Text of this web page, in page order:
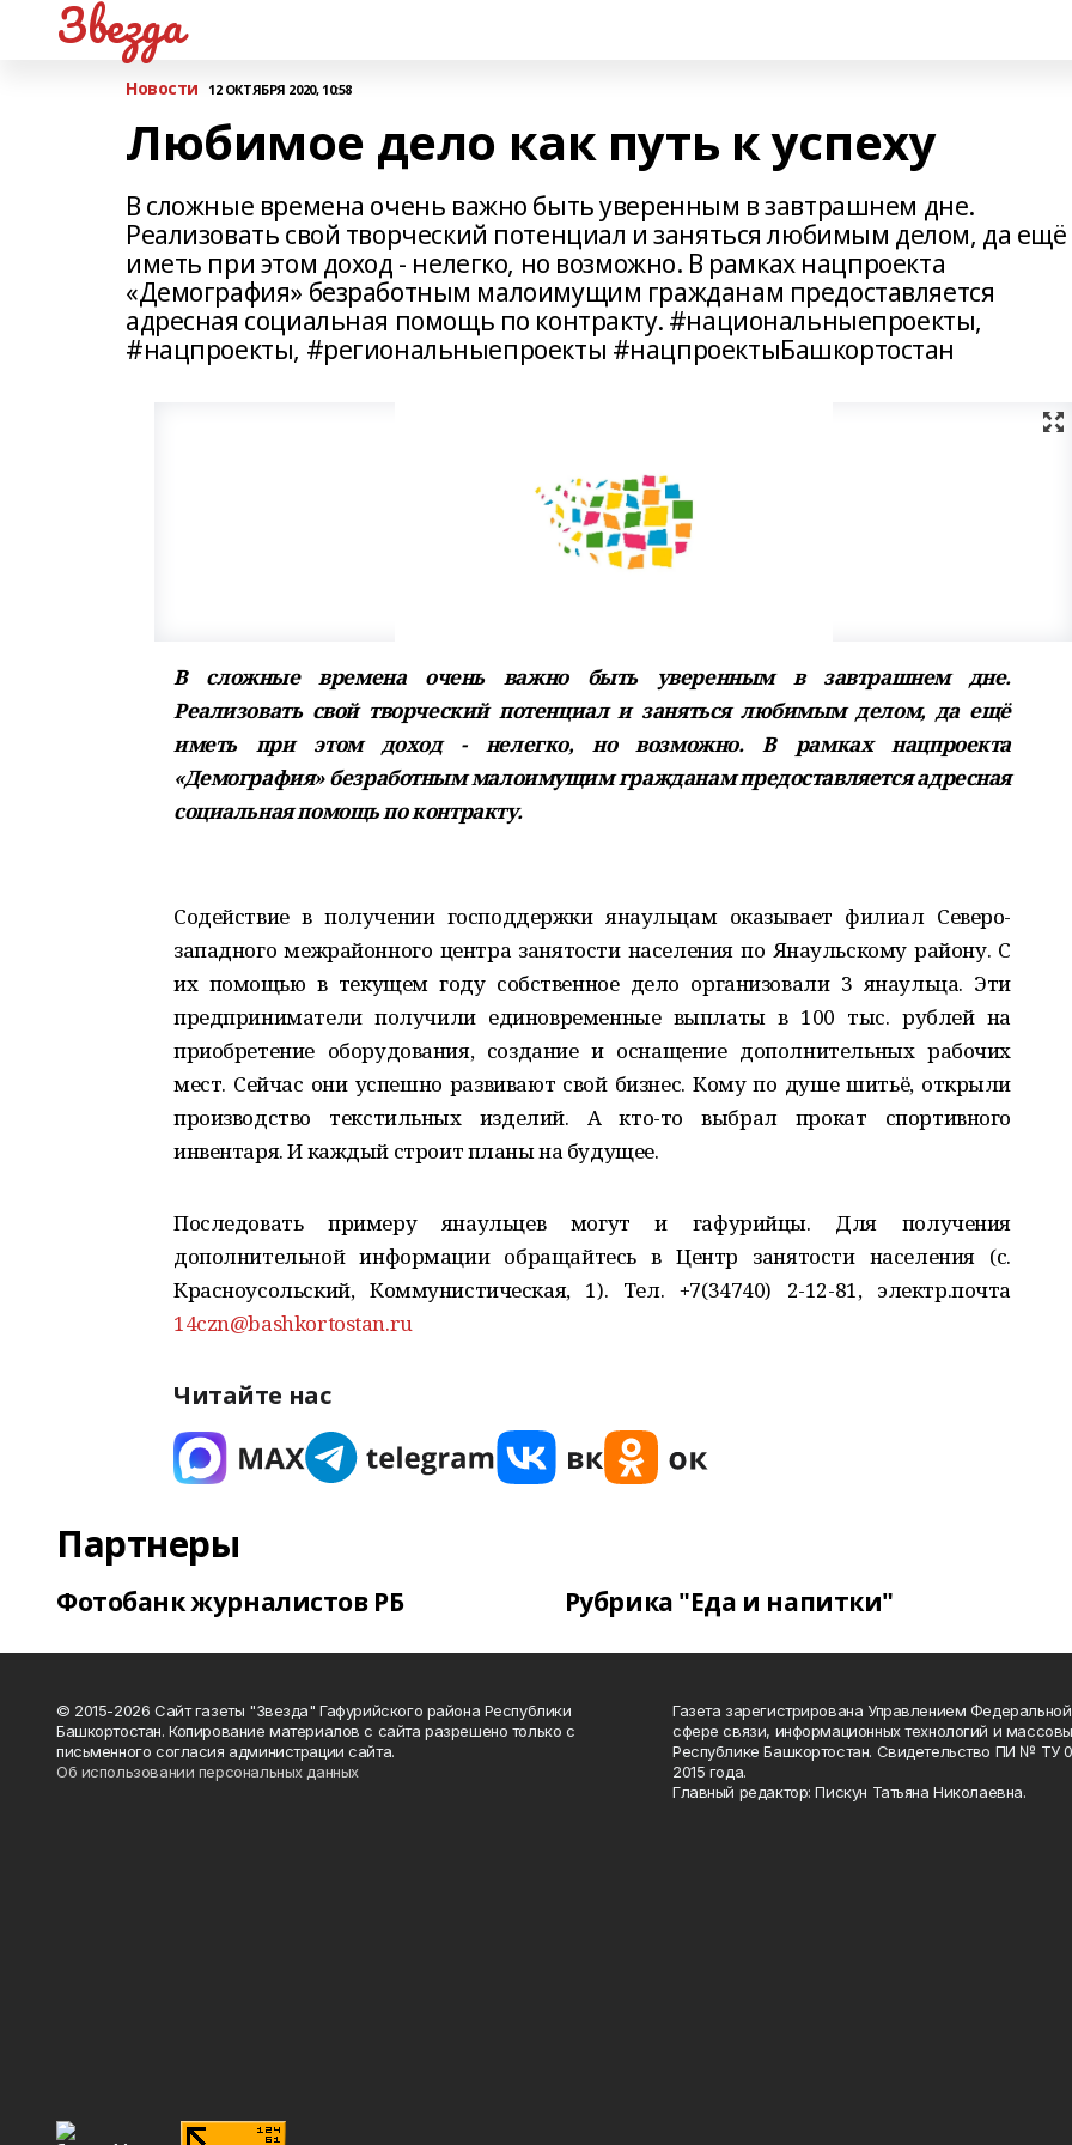
Звезда
Новости 12 ОКТЯБРЯ 2020, 10:58
Любимое дело как путь к успеху
В сложные времена очень важно быть уверенным в завтрашнем дне.
Реализовать свой творческий потенциал и заняться любимым делом, да ещё
иметь при этом доход - нелегко, но возможно. В рамках нацпроекта
«Демография» безработным малоимущим гражданам предоставляется
адресная социальная помощь по контракту. #национальныепроекты,
#нацпроекты, #региональныепроекты #нацпроектыБашкортостан
В сложные времена очень важно быть уверенным в завтрашнем дне.
Реализовать свой творческий потенциал и заняться любимым делом, да ещё
иметь при этом доход - нелегко, но возможно. В рамках нацпроекта
«Демография» безработным малоимущим гражданам предоставляется адресная
социальная помощь по контракту.
Содействие в получении господдержки янаульцам оказывает филиал Северо-
западного межрайонного центра занятости населения по Янаульскому району. С
их помощью в текущем году собственное дело организовали 3 янаульца. Эти
предприниматели получили единовременные выплаты в 100 тыс. рублей на
приобретение оборудования, создание и оснащение дополнительных рабочих
мест. Сейчас они успешно развивают свой бизнес. Кому по душе шитьё, открыли
производство текстильных изделий. А кто-то выбрал прокат спортивного
инвентаря. И каждый строит планы на будущее.
Последовать примеру янаульцев могут и гафурийцы. Для получения
дополнительной информации обращайтесь в Центр занятости населения (с.
Красноусольский, Коммунистическая, 1). Тел. +7(34740) 2-12-81, электр.почта
14czn@bashkortostan.ru
Читайте нас
Партнеры
Фотобанк журналистов РБ Рубрика "Еда и напитки"
© 2015-2026 Сайт газеты "Звезда" Гафурийского района Республики
Башкортостан. Копирование материалов с сайта разрешено только с
письменного согласия администрации сайта.
Об использовании персональных данных
Газета зарегистрирована Управлением
сфере связи, информационных технологий и
Республике Башкортостан. Свидетельство ПИ № ТУ
2015 года.
Главный редактор: Пискун Татьяна Николаевна.